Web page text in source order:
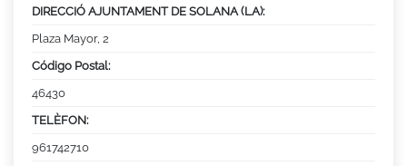
DIRECCIÓ AJUNTAMENT DE SOLANA (LA):
Plaza Mayor, 2
Código Postal:
46430
TELÈFON:
961742710